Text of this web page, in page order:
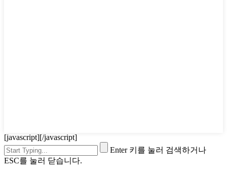
[javascript][/javascript]
Enter 키를 눌러 검색하거나
ESC를 눌러 닫습니다.